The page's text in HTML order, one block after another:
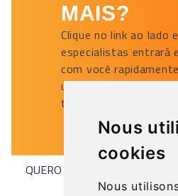
Nous
cookies
Nous
MAIS?
Clique no link ao lado
especialistas entrará
com você
uma demonstração e
todas as suas
QUERO UMA DEMONSTRAÇÃO